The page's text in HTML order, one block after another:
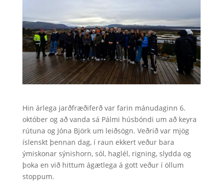
Hin árlega jarðfræðiferð var farin mánudaginn 6.
október og að vanda sá Pálmi húsbóndi um að keyra
rútuna og Jóna Björk um leiðsögn. Veðrið var mjög
íslenskt þennan dag, í raun ekkert veður bara
ýmiskonar sýnishorn, sól, haglél, rigning, slydda og
þoka en við hittum ágætlega á gott veður í öllum
stoppum.